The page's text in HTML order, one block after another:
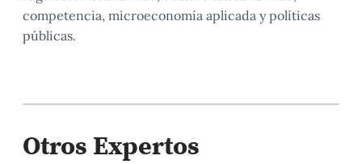
competencia, microeconomía aplicada y políticas
públicas.
Otros Expertos